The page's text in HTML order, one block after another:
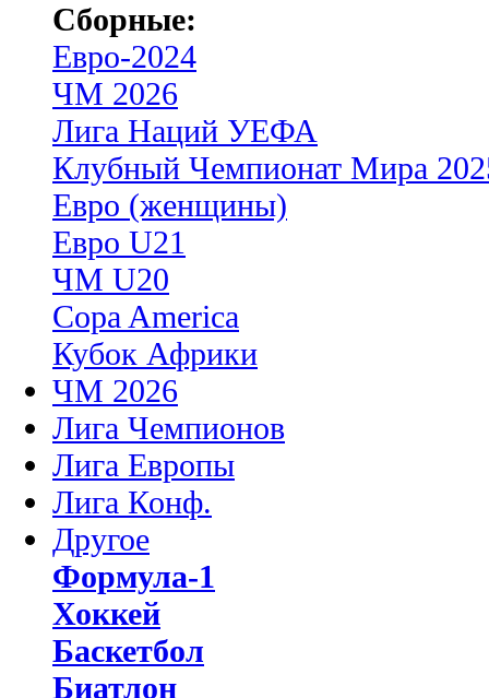
Сборные:
Евро-2024
ЧМ 2026
Лига Наций УЕФА
Клубный Чемпионат Мира
Евро (женщины)
Евро U21
ЧМ U20
Copa America
Кубок Африки
ЧМ 2026
Лига Чемпионов
Лига Европы
Лига Конф.
Другое
Формула-1
Хоккей
Баскетбол
Биатлон